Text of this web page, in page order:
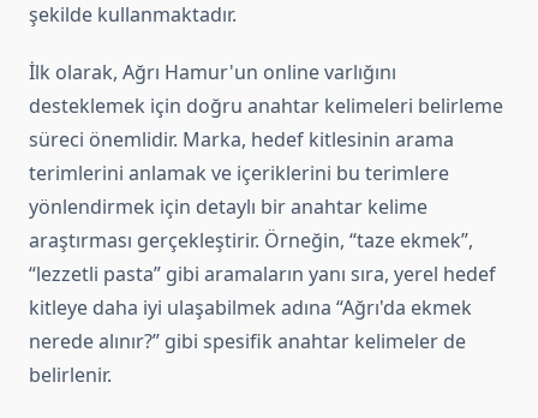
şekilde kullanmaktadır.
İlk olarak, Ağrı Hamur'un online varlığını
desteklemek için doğru anahtar kelimeleri belirleme
süreci önemlidir. Marka, hedef kitlesinin arama
terimlerini anlamak ve içeriklerini bu terimlere
yönlendirmek için detaylı bir anahtar kelime
araştırması gerçekleştirir. Örneğin, “taze ekmek”,
“lezzetli pasta” gibi aramaların yanı sıra, yerel hedef
kitleye daha iyi ulaşabilmek adına “Ağrı'da ekmek
nerede alınır?” gibi spesifik anahtar kelimeler de
belirlenir.